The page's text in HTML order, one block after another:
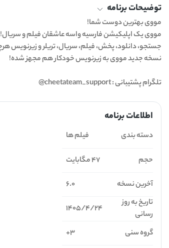
توضیحات برنامه
مووی بهترین دوست شما!
مووی یک اپلیکیشن فارسیه واسه عاشقان فیلم و
جستجو، دانلود، پخش، فیلم، سریال، تریلر و
نسخه جدید مووی به زیرنویس خودکار هم مجهز شده!
تلگرام پشتیبانی : cheetateam_support@
اطلاعات برنامه
دسته بندی فیلم ها
حجم
47 مگابایت
آخرین نسخه
6.0
تاریخ به روز
رسانی
1405/4/24
گروه سنی
3+